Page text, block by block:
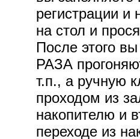
регистрации
на стол и
После этого
РАЗА
т.п., а ручную
проходом из
накопителю и
переходе из